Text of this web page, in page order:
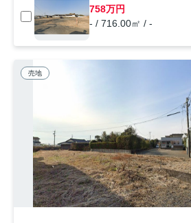
758万円
- / 716.00㎡ / -
売地